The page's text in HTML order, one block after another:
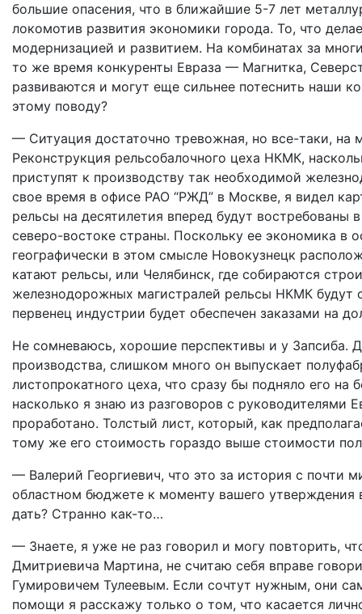
большие опасения, что в ближайшие 5-7 лет
локомотив развития экономики города. То, что
модернизацией и развитием. На комбинатах за
то же время конкуренты Евраза — Магнитка,
развиваются и могут еще сильнее потеснить наши
этому поводу?
— Ситуация достаточно тревожная, но все-таки, на
Реконструкция рельсобалочного цеха НКМК,
приступят к производству так необходимой
свое время в офисе РАО “РЖД” в Москве, я видел
рельсы на десятилетия вперед будут
северо-востоке страны. Поскольку ее экономика в
географически в этом смысле Новокузнецк
катают рельсы, или Челябинск, где собираются
железнодорожных магистралей рельсы НКМК будут
первенец индустрии будет обеспечен заказами на
Не сомневаюсь, хорошие перспективы и у Запсиба.
производства, слишком много он выпускает
листопрокатного цеха, что сразу бы подняло его
насколько я знаю из разговоров с руководителями
проработано. Толстый лист, который, как
тому же его стоимость гораздо выше стоимости
— Валерий Георгиевич, что это за история с почти
областном бюджете к моменту вашего утверждения
дать? Странно как-то…
— Знаете, я уже не раз говорил и могу повторить,
Дмитриевича Мартина, не считаю себя вправе
Гумировичем Тулеевым. Если сочтут нужным, они
помощи я расскажу только о том, что касается